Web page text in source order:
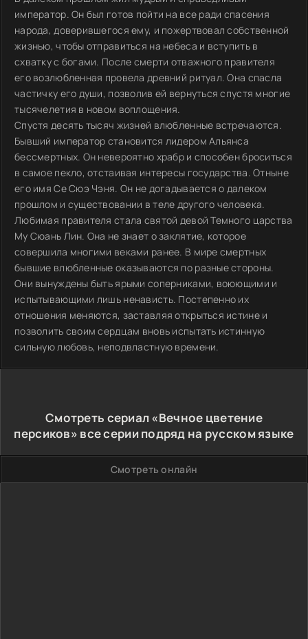
император. Он был готов пойти на все ради спасения
народа, доверившегося ему, и пожертвовал собственной
жизнью, чтобы отправиться на небеса и вступить в
схватку с богами. После смерти отважного правителя
его возлюбленная провела древний ритуал. Она спасла
частичку его души, позволив ей вернуться спустя многие
тысячелетия в новом воплощения.
Спустя десять тысяч жизней влюбленные встречаются.
Бывший император становится лидером Альянса
бессмертных. Он невероятно храбр и способен броситься
в самое пекло, отстаивая интересы государства. Отныне
его имя Се Сюэ Чэня. Он не догадывается о далеком
прошлом и существовании в теле другого человека.
Любимая правителя стала святой девой Темного царства
Му Сюань Лин. Она не знает о заклятие, которое
совершила многими веками ранее. В мире смертных
бывшие влюбленные оказываются по разные стороны.
Они вынуждены быть ярыми соперниками, воюющими и
испытывающими лишь ненависть. Постепенно их
отношения меняются, заставляя открыться истине и
позволить своим сердцам вновь испытать истинную
сильную любовь, неподвластную времени.
Смотреть сериал «Вечное цветение
персиков» все серии подряд на русском языке
Смотреть онлайн